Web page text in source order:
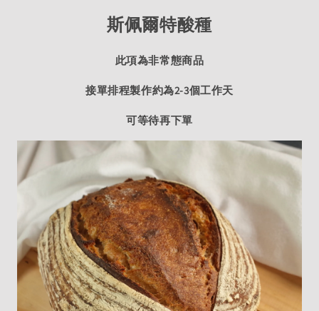
斯佩爾特酸種
此項為非常態商品
接單排程製作約為2-3個工作天
可等待再下單